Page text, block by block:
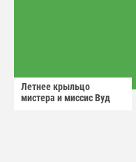
Летнее крыльцо
мистера и миссис Вуд